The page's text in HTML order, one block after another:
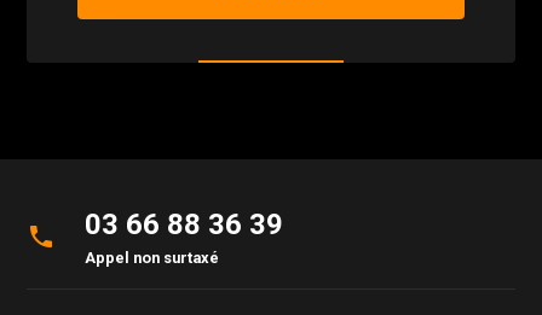
phone 03 66 88 36 39
Appel non surtaxé